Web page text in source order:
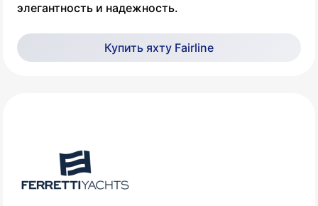
элегантность и надежность.
Купить яхту Fairline